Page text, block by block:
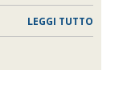
LEGGI TUTTO